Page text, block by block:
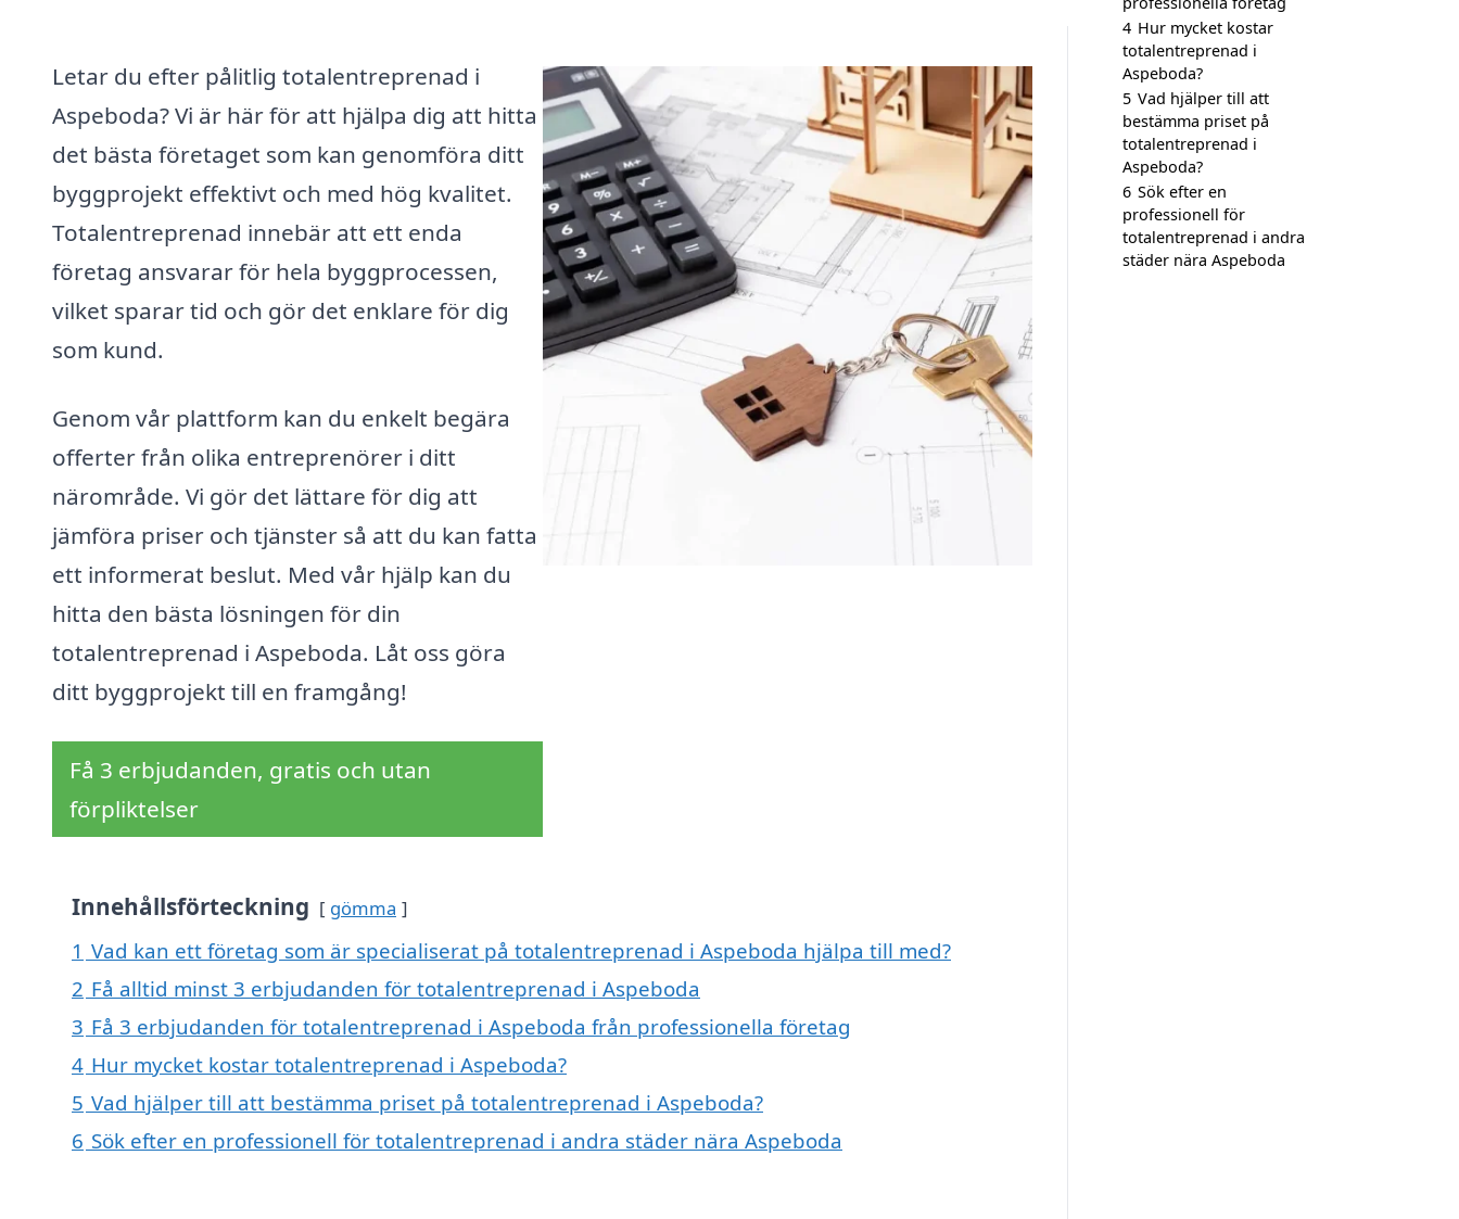
Letar du efter pålitlig totalentreprenad i
Aspeboda? Vi är här för att hjälpa dig att hitta
det bästa företaget som kan genomföra ditt
byggprojekt effektivt och med hög kvalitet.
Totalentreprenad innebär att ett enda
företag ansvarar för hela byggprocessen,
vilket sparar tid och gör det enklare för dig
som kund.
Genom vår plattform kan du enkelt begära
offerter från olika entreprenörer i ditt
närområde. Vi gör det lättare för dig att
jämföra priser och tjänster så att du kan fatta
ett informerat beslut. Med vår hjälp kan du
hitta den bästa lösningen för din
totalentreprenad i Aspeboda. Låt oss göra
ditt byggprojekt till en framgång!
Få 3 erbjudanden, gratis och utan
förpliktelser
Innehållsförteckning gömma
1 Vad kan ett företag som är specialiserat på totalentreprenad i Aspeboda hjälpa till med?
2 Få alltid minst 3 erbjudanden för totalentreprenad i Aspeboda
3 Få 3 erbjudanden för totalentreprenad i Aspeboda från professionella företag
4 Hur mycket kostar totalentreprenad i Aspeboda?
5 Vad hjälper till att bestämma priset på totalentreprenad i Aspeboda?
6 Sök efter en professionell för totalentreprenad i andra städer nära Aspeboda
4 Hur mycket kostar
totalentreprenad i
Aspeboda?
5 Vad hjälper till att
bestämma priset på
totalentreprenad i
Aspeboda?
6 Sök efter en
professionell för
totalentreprenad i andra
städer nära Aspeboda